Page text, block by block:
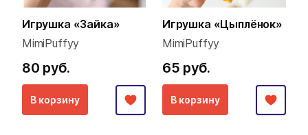
Игрушка «Зайка»
MimiPuffyy
80 руб.
В корзину
Игрушка «Цыплёнок»
MimiPuffyy
65 руб.
В корзину